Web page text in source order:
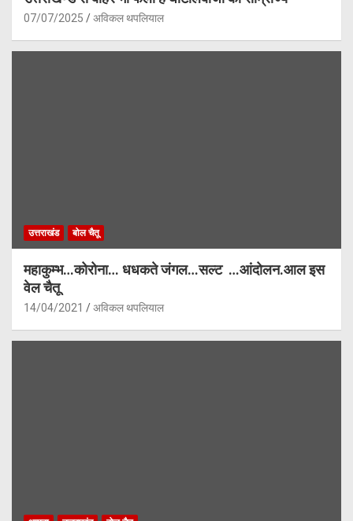
07/07/2025 अविकल थपलियाल
उत्तराखंड बोल चैतू
महाकुम्भ…कोरोना… धधकते जंगल…सल्ट …आंदोलन.आल इस
वेल चैतू
14/04/2021 अविकल थपलियाल